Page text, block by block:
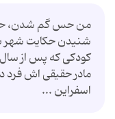
من حس گم شدن، حس
شنیدن حكایت شهر
كودكى كه پس از سال
مادر حقیقى اش فرد
اسفراین ...